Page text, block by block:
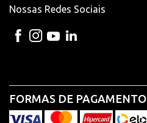
Nossas Redes Sociais
FORMAS DE PAGAMENTO